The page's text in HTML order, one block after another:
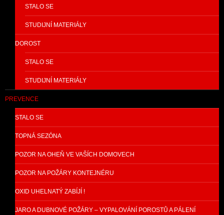
STALO SE
STUDIJNÍ MATERIÁLY
DOROST
STALO SE
STUDIJNÍ MATERIÁLY
PREVENCE
STALO SE
TOPNÁ SEZÓNA
POZOR NA OHEŇ VE VAŠÍCH DOMOVECH
POZOR NA POŽÁRY KONTEJNÉRU
OXID UHELNATÝ ZABÍJÍ !
JARO A DUBNOVÉ POŽÁRY – VYPALOVÁNÍ POROSTŮ A PÁLENÍ